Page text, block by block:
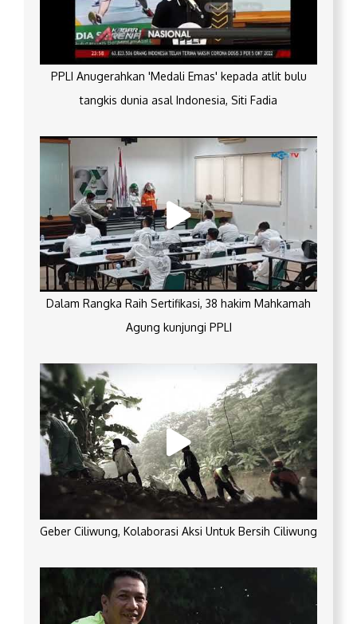
PPLI Anugerahkan 'Medali Emas' kepada atlit bulu
tangkis dunia asal Indonesia, Siti Fadia
Dalam Rangka Raih Sertifikasi, 38 hakim Mahkamah
Agung kunjungi PPLI
Geber Ciliwung, Kolaborasi Aksi Untuk Bersih Ciliwung